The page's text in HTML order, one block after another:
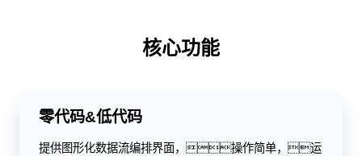
核心功能
零代码&低代码
提供图形化数据流编排界面，操作简单，运